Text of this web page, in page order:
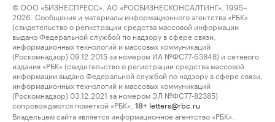
© ООО «БИЗНЕСПРЕСС», АО «РОСБИЗНЕСКОНСАЛТИНГ», 1995–
2026. Сообщения и материалы информационного агентства «РБК»
(свидетельство о регистрации средства массовой информации
выдано Федеральной службой по надзору в сфере связи,
информационных технологий и массовых коммуникаций
(Роскомнадзор) 09.12.2015 за номером ИА №ФС77-63848) и сетевого
издания «РБК» (свидетельство о регистрации средства массовой
информации выдано Федеральной службой по надзору в сфере связи,
информационных технологий и массовых коммуникаций
(Роскомнадзор) 03.12.2021 за номером ЭЛ №ФС77-82385)
сопровождаются пометкой «РБК».
18+ letters@rbc.ru
Владельцем сайта является информационное агентство «РБК».